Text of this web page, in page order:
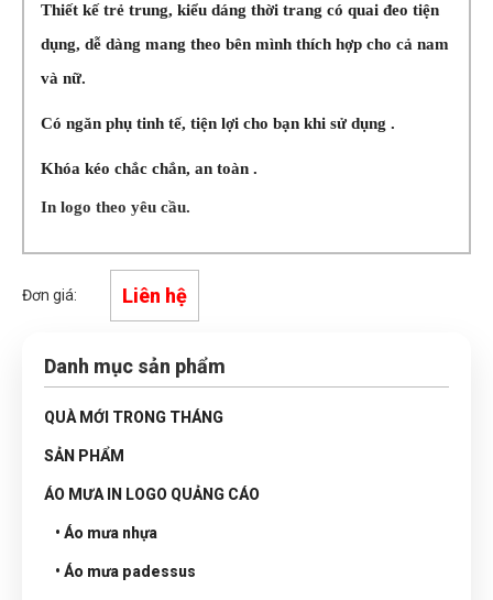
Thiết kế trẻ trung, kiểu dáng thời trang có quai đeo tiện
dụng, dễ dàng mang theo bên mình thích hợp cho cả nam
và nữ.
Có ngăn phụ tinh tế, tiện lợi cho bạn khi sử dụng .
Khóa kéo chắc chắn, an toàn .
In logo theo yêu cầu.
Đơn giá: Liên hệ
Danh mục sản phẩm
QUÀ MỚI TRONG THÁNG
SẢN PHẨM
ÁO MƯA IN LOGO QUẢNG CÁO
• Áo mưa nhựa
• Áo mưa padessus